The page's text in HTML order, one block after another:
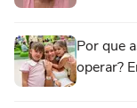
Por que
operar?